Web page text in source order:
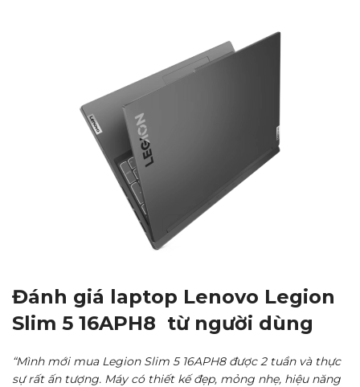
Đánh giá laptop Lenovo Legion
Slim 5 16APH8 từ người dùng
“Mình mới mua Legion Slim 5 16APH8 được 2 tuần và thực
sự rất ấn tượng. Máy có thiết kế đẹp, mỏng nhẹ, hiệu năng